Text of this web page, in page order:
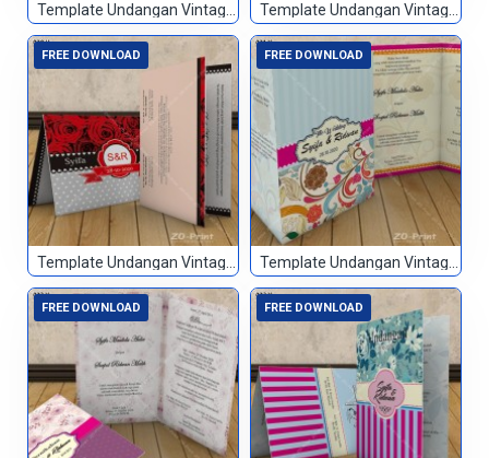
Template Undangan Vintage 068 Template Undangan Vintage 069
FREE DOWNLOAD
Template Undangan Vintage 070
FREE DOWNLOAD
Template Undangan Vintage 071
FREE DOWNLOAD FREE DOWNLOAD